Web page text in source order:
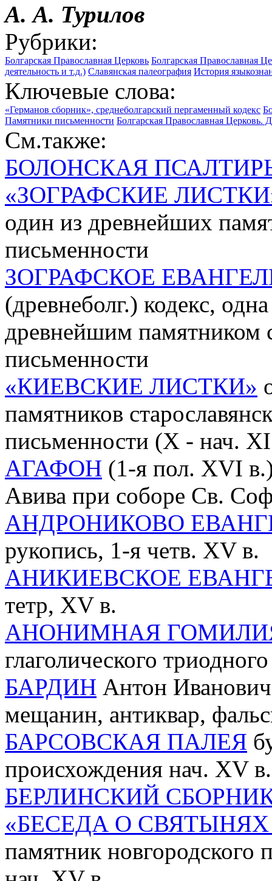
А. А. Турилов
Рубрики:
Болгарская Православная Церковь Болгарская Православная
деятельность и т.д.) Славянская палеография История
Ключевые слова:
«Германов сборник», среднеболгарский пергаменный кодекс
Памятники письменности Болгарская Православная Церковь.
См.также:
БОЛОНСКАЯ
«ЗОГРАФСКИЕ
один из древнейших
письменности
ЗОГРАФСКОЕ
(древнеболг.) кодекс,
древнейшим памятником
письменности
«КИЕВСКИЕ ЛИСТКИ»
памятников
письменности (X - нач.
АГАФОН (1-я пол. XVI
Авива при соборе Св.
АНДРОНИКОВО
рукопись, 1-я четв. XV в.
АНИКИЕВСКОЕ
тетр, XV в.
АНОНИМНАЯ
глаголического
БАРДИН Антон
мещанин, антиквар,
БАРСОВСКАЯ ПАЛЕЯ
происхождения нач. XV в.
БЕРЛИНСКИЙ
«БЕСЕДА О
памятник новгородского